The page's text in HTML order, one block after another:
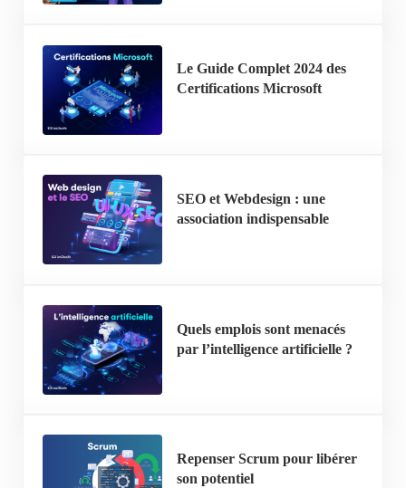
Le Guide Complet 2024 des
Certifications Microsoft
SEO et Webdesign : une
association indispensable
Quels emplois sont menacés
par l’intelligence artificielle ?
Repenser Scrum pour libérer
son potentiel